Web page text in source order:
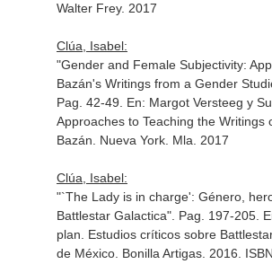
Walter Frey. 2017
Clúa, Isabel:
"Gender and Female Subjectivity:
Bazán's Writings from a Gender
Pag. 42-49. En: Margot Versteeg y
Approaches to Teaching the Writings
Bazán . Nueva York. Mla. 2017
Clúa, Isabel:
"`The Lady is in charge': Género,
Battlestar Galactica". Pag. 197-205.
plan. Estudios críticos sobre
de México. Bonilla Artigas. 2016.